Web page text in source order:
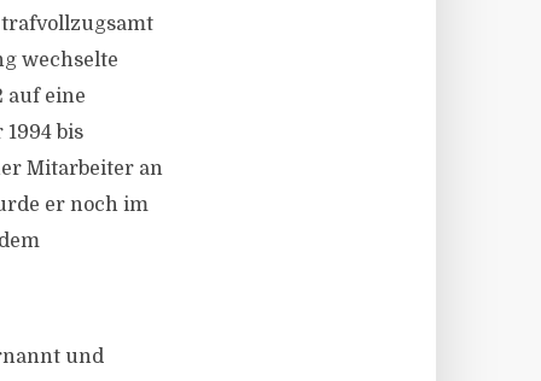
wechselte
auf eine
bis
Mitarbeiter an
er noch im
und